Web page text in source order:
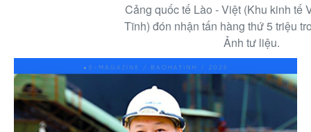
Cảng quốc tế Lào - Việt (Khu kinh tế
Tĩnh) đón nhận tấn hàng thứ 5 triệu
Ảnh tư liệu.